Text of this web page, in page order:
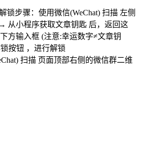
锁步骤：使用微信(WeChat) 扫描 左侧
→ 从小程序获取文章钥匙 后，返回这
方输入框 (注意:幸运数字≠文章钥
按钮 ，进行解锁
扫描 页面顶部右侧的微信群二维